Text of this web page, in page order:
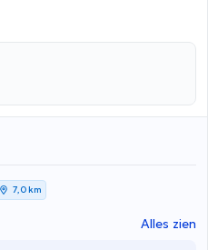
7,0 km
Alles zien